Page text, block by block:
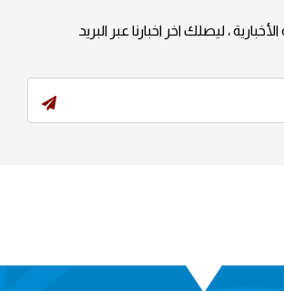
، ليصلك اخر اخبارنا عبر البريد